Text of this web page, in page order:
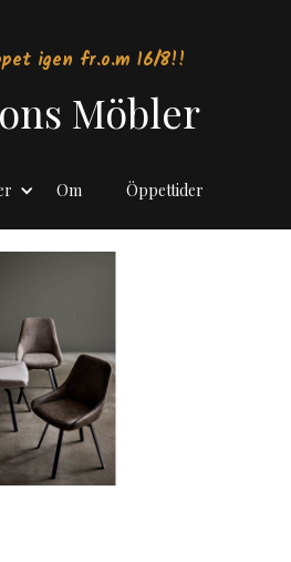
igen fr.o.m 16/8!!
Möbler
Om Öppettider